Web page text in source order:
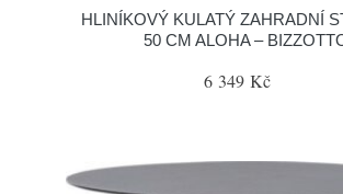
HLINÍKOVÝ KULATÝ ZAHRADNÍ
50 CM ALOHA –
6 349 Kč